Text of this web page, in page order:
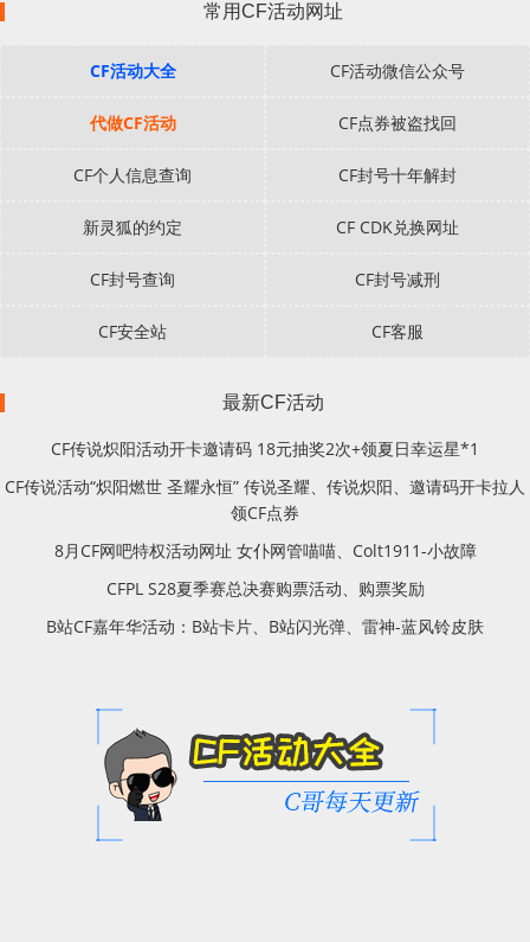
常用CF活动网址
CF活动大全 CF活动微信公众号
代做CF活动 CF点券被盗找回
CF个人信息查询 CF封号十年解封
新灵狐的约定 CF CDK兑换网址
CF封号查询 CF封号减刑
CF安全站 CF客服
最新CF活动
CF传说炽阳活动开卡邀请码 18元抽奖2次+领夏日幸运星*1
CF传说活动“炽阳燃世 圣耀永恒” 传说圣耀、传说炽阳、邀请码开卡拉人
领CF点券
8月CF网吧特权活动网址 女仆网管喵喵、Colt1911-小故障
CFPL S28夏季赛总决赛购票活动、购票奖励
B站CF嘉年华活动：B站卡片、B站闪光弹、雷神-蓝风铃皮肤